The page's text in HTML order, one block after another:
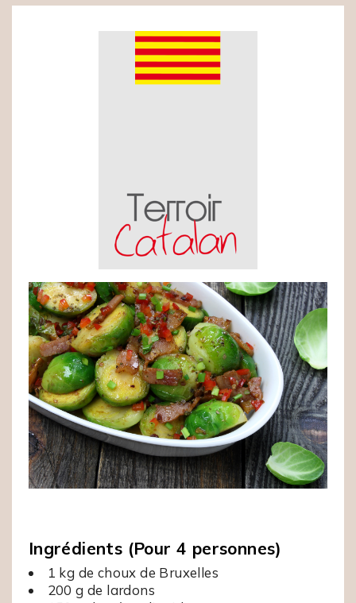
Ingrédients (Pour 4 personnes)
1 kg de choux de Bruxelles
200 g de lardons